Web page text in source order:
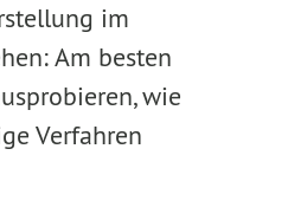
im
Am besten
wie
Verfahren